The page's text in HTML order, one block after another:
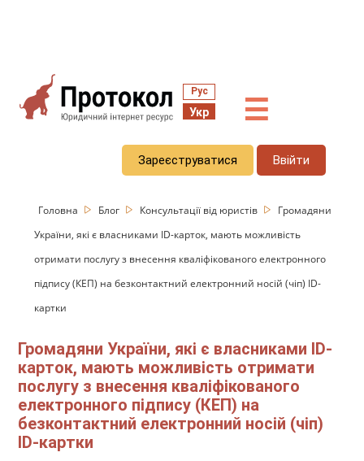
Рус
Укр ☰
Зареєструватися Ввійти
Головна Блог Консультації від юристів
Громадяни
України, які є власниками ID-карток, мають можливість
отримати послугу з внесення кваліфікованого електронного
підпису (КЕП) на безконтактний електронний носій (чіп) ID-
картки
Громадяни України, які є власниками ID-
карток, мають можливість отримати
послугу з внесення кваліфікованого
електронного підпису (КЕП) на
безконтактний електронний носій (чіп)
ID-картки